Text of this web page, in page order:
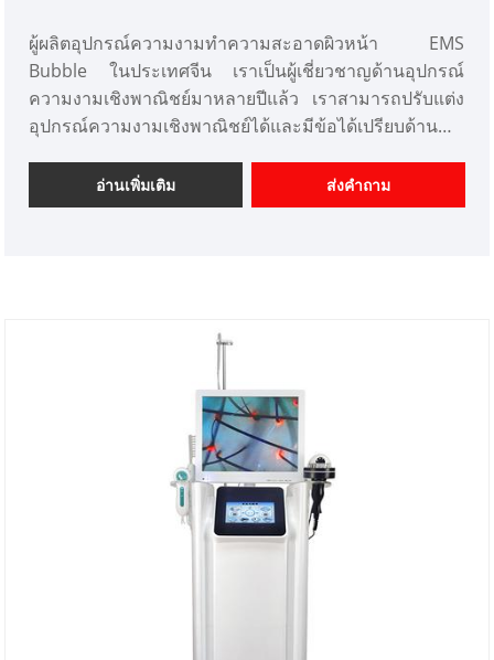
ผู้ผลิตอุปกรณ์ความงามทำความสะอาดผิวหน้า EMS
Bubble ในประเทศจีน เราเป็นผู้เชี่ยวชาญด้านอุปกรณ์
ความงามเชิงพาณิชย์มาหลายปีแล้ว เราสามารถปรับแต่ง
อุปกรณ์ความงามเชิงพาณิชย์ได้และมีข้อได้เปรียบด้าน
เราคือผู้จำหน่ายอุปกรณ์เสริมความงามระดับมืออาชีพใน
ประเทศจีน
อ่านเพิ่มเติม ส่งคำถาม